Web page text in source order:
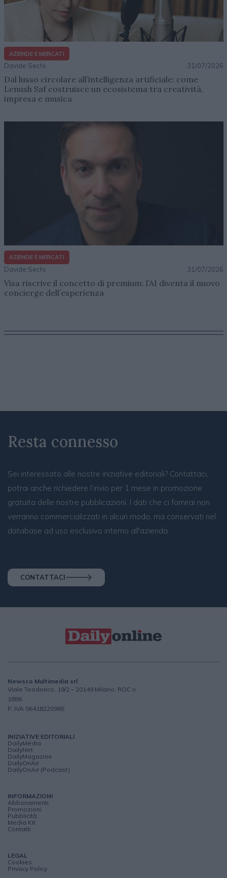
AZIENDE E MERCATI
Davide Sechi 31/07/2026
Dal lusso circolare all’intelligenza artificiale: come
Lenush Saf costruisce un ecosistema tra creatività,
impresa e musica
AZIENDE E MERCATI
Davide Sechi 31/07/2026
Visa riscrive il concetto di premium: l’AI diventa il nuovo
concierge dell’esperienza
Resta connesso
Sei interessato alle nostre iniziative editoriali? Contattaci,
potrai anche richiedere l’invio per 1 mese in promozione
gratuita delle nostre pubblicazioni. I dati che ci fornirai non
verranno commercializzati in alcun modo, ma conservati nel
database ad uso esclusivo interno all'azienda.
CONTATTACI
Newsco Multimedia srl
Viale Teodorico, 19/2 – 20149 Milano, ROC n.
1886
P. IVA 06418220965
INIZIATIVE EDITORIALI
DailyMedia
DailyNet
DailyMagazine
DailyOnAir
DailyOnAir (Podcast)
INFORMAZIONI
Abbonamenti
Promozioni
Pubblicità
Media Kit
Contatti
LEGAL
Cookies
Privacy Policy